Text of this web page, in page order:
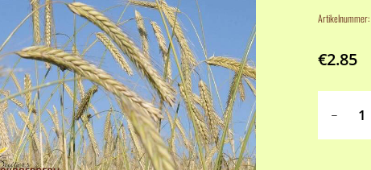
Artikelnummer:
€2.85
aantal